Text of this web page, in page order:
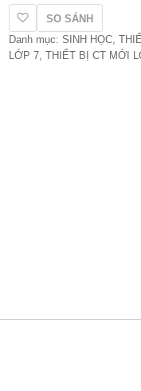
khí
Oxi
trong
không
SO SÁNH
Danh mục:SINH HỌC,
LỚP 7,THIẾT BỊ CT MỚI